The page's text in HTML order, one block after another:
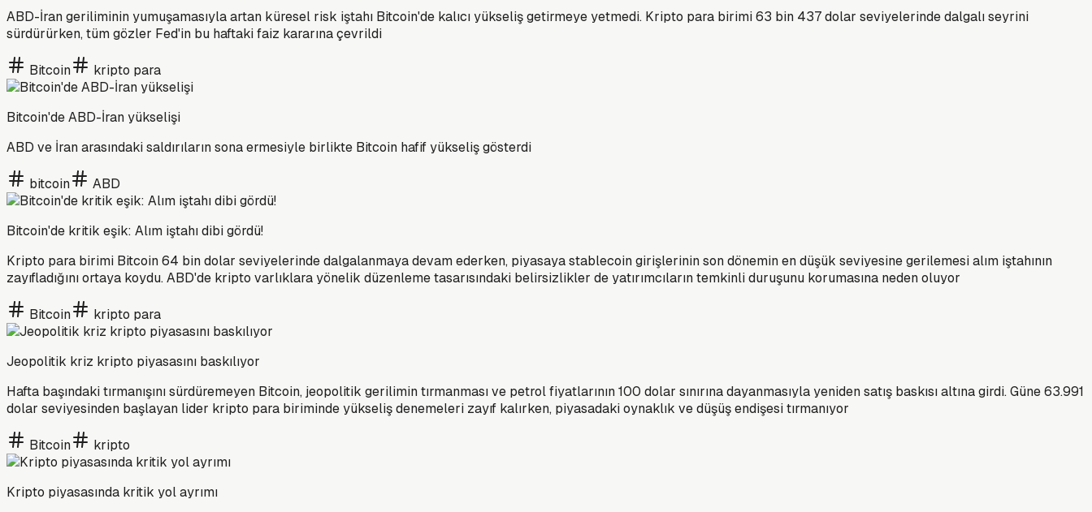
ABD-İran geriliminin yumuşamasıyla artan küresel risk iştahı Bitcoin'de kalıcı yükseliş getirmeye yetmedi. Kripto para birimi 63 bin 437 dolar seviyelerinde dalgalı seyrini
sürdürürken, tüm gözler Fed'in bu haftaki faiz kararına çevrildi
Bitcoin kripto para
Bitcoin'de ABD-İran yükselişi
ABD ve İran arasındaki saldırıların sona ermesiyle birlikte Bitcoin hafif yükseliş gösterdi
bitcoin ABD
Bitcoin'de kritik eşik: Alım iştahı dibi gördü!
Kripto para birimi Bitcoin 64 bin dolar seviyelerinde dalgalanmaya devam ederken, piyasaya stablecoin girişlerinin son dönemin en düşük seviyesine gerilemesi alım iştahının
zayıfladığını ortaya koydu. ABD'de kripto varlıklara yönelik düzenleme tasarısındaki belirsizlikler de yatırımcıların temkinli duruşunu korumasına neden oluyor
Bitcoin kripto para
Jeopolitik kriz kripto piyasasını baskılıyor
Hafta başındaki tırmanışını sürdüremeyen Bitcoin, jeopolitik gerilimin tırmanması ve petrol fiyatlarının 100 dolar sınırına dayanmasıyla yeniden satış baskısı altına girdi. Güne 63.991
dolar seviyesinden başlayan lider kripto para biriminde yükseliş denemeleri zayıf kalırken, piyasadaki oynaklık ve düşüş endişesi tırmanıyor
Bitcoin kripto
Kripto piyasasında kritik yol ayrımı